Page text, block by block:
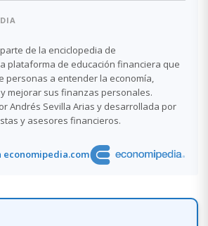
de la enciclopedia de
plataforma de educación financiera que
personas a entender la economía,
mejorar sus finanzas personales.
Andrés Sevilla Arias y desarrollada por
y asesores financieros.
economipedia.com